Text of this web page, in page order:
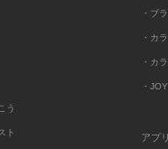
う
ト
・ブ
・カ
・カ
・
アプ